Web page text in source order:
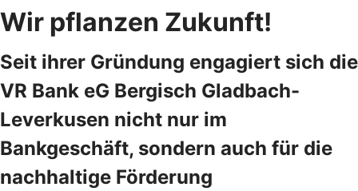
Wir pflanzen Zukunft!
Seit ihrer Gründung engagiert sich die
VR Bank eG Bergisch Gladbach-
Leverkusen nicht nur im
Bankgeschäft, sondern auch für die
nachhaltige Förderung